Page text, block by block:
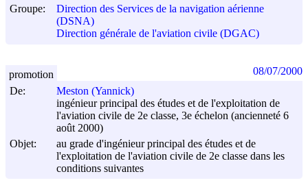
Groupe:
Direction des Services de la navigation aérienne
(DSNA)
Direction générale de l'aviation civile (DGAC)
De:
Meston (Yannick)
ingénieur principal des études et de l'exploitation de
l'aviation civile de 2e classe, 3e échelon (ancienneté 6
août 2000)
Objet:
au grade d'ingénieur principal des études et de
l'exploitation de l'aviation civile de 2e classe dans les
conditions suivantes
promotion 08/07/2000